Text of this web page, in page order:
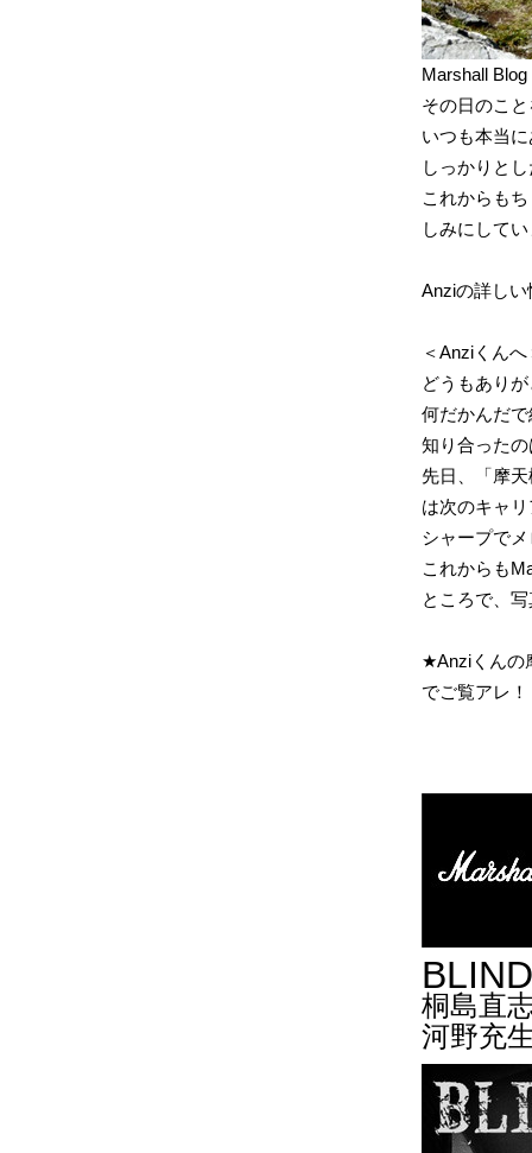
Marshall
その日のこ
いつも本当
しっかりと
これからも
しみにして
Anziの詳し
＜Anziくんへ
どうもあり
何だかんだ
知り合った
先日、「摩
は次のキャ
シャープで
これからも
ところで、
★Anziくんの
でご覧アレ！
桐島直
河野充